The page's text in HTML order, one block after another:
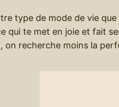
type de mode de vie
qui te met en joie et fait
on recherche moins la